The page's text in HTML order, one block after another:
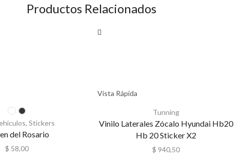
Productos Relacionados
, Stickers
del Rosario
$ 58,00
Vista Rápida
Tunning
Vinilo Laterales Zócalo Hyundai Hb20
Hb 20 Sticker X2
$ 940,50